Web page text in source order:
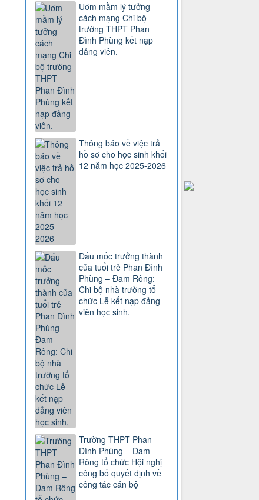
Uơm mầm lý tưởng
cách mạng Chi bộ
trường THPT Phan
Đình Phùng kết nạp
đảng viên.
Thông báo về việc trả
hồ sơ cho học sinh khối
12 năm học 2025-2026
Dấu mốc trưởng thành
của tuổi trẻ Phan Đình
Phùng – Đam Rông:
Chi bộ nhà trường tổ
chức Lễ kết nạp đảng
viên học sinh.
Trường THPT Phan
Đình Phùng – Đam
Rông tổ chức Hội nghị
công bố quyết định về
công tác cán bộ